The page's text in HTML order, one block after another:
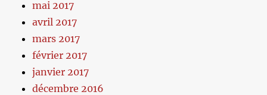
mai 2017
avril 2017
mars 2017
février 2017
janvier 2017
décembre 2016